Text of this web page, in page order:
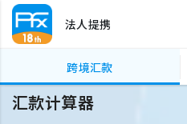
法人提携
跨境汇款
汇款计算器